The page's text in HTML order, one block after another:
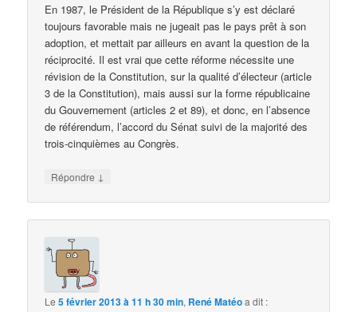
En 1987, le Président de la République s’y est déclaré
toujours favorable mais ne jugeait pas le pays prêt à son
adoption, et mettait par ailleurs en avant la question de la
réciprocité. Il est vrai que cette réforme nécessite une
révision de la Constitution, sur la qualité d’électeur (article
3 de la Constitution), mais aussi sur la forme républicaine
du Gouvernement (articles 2 et 89), et donc, en l’absence
de référendum, l’accord du Sénat suivi de la majorité des
trois-cinquièmes au Congrès.
Répondre ↓
Le5 février 2013 à 11 h 30 min, René Matéoa dit :